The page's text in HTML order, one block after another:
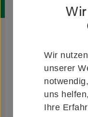
Wir
Wir
unserer
uns
Ihre